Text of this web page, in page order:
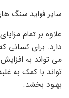
سایر فواید سنگ
علاوه بر تمام
دارد. برای کسانی
می تواند به
تواند با کمک به
بهبود بخشد.